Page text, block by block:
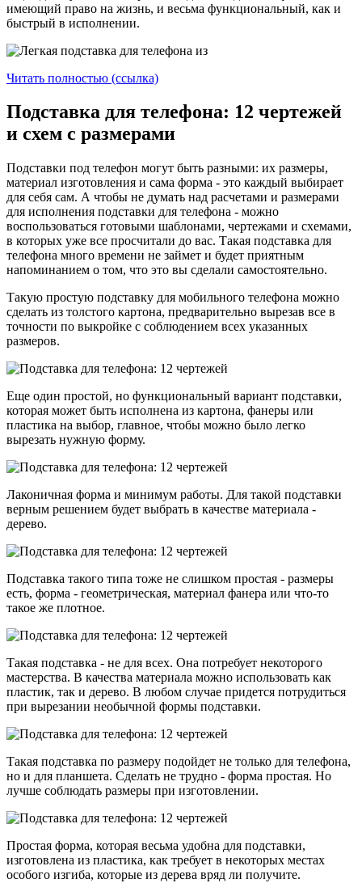
имеющий право на жизнь, и весьма функциональный, как и
быстрый в исполнении.
Читать полностью (ссылка)
Подставка для телефона: 12 чертежей
и схем с размерами
Подставки под телефон могут быть разными: их размеры,
материал изготовления и сама форма - это каждый выбирает
для себя сам. А чтобы не думать над расчетами и размерами
для исполнения подставки для телефона - можно
воспользоваться готовыми шаблонами, чертежами и схемами,
в которых уже все просчитали до вас. Такая подставка для
телефона много времени не займет и будет приятным
напоминанием о том, что это вы сделали самостоятельно.
Такую простую подставку для мобильного телефона можно
сделать из толстого картона, предварительно вырезав все в
точности по выкройке с соблюдением всех указанных
размеров.
Еще один простой, но функциональный вариант подставки,
которая может быть исполнена из картона, фанеры или
пластика на выбор, главное, чтобы можно было легко
вырезать нужную форму.
Лаконичная форма и минимум работы. Для такой подставки
верным решением будет выбрать в качестве материала -
дерево.
Подставка такого типа тоже не слишком простая - размеры
есть, форма - геометрическая, материал фанера или что-то
такое же плотное.
Такая подставка - не для всех. Она потребует некоторого
мастерства. В качества материала можно использовать как
пластик, так и дерево. В любом случае придется потрудиться
при вырезании необычной формы подставки.
Такая подставка по размеру подойдет не только для телефона,
но и для планшета. Сделать не трудно - форма простая. Но
лучше соблюдать размеры при изготовлении.
Простая форма, которая весьма удобна для подставки,
изготовлена из пластика, как требует в некоторых местах
особого изгиба, которые из дерева вряд ли получите.